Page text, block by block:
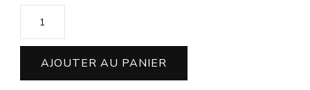
quantité
de
Atelier
cloche
AJOUTER AU PANIER